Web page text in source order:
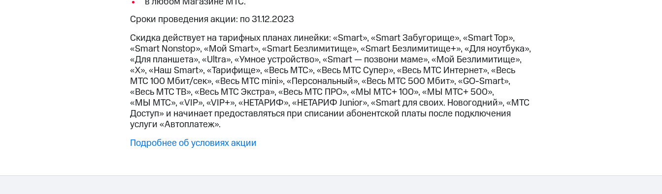
Наушники и колонкиУмные часы и трекеры
МТС Накопления
Откладывайте деньги и получайте доход 15%
Условия пополнения
Скидка 30% на связь
Тарифы RED, РИИЛ и МТС Супер дешевле при оплате с карты МТС Деньги
Обзоры товаров
Скидки до 40%
Сроки проведения акции: по 31.12.2023
Скидка действует на тарифных планах линейки: «Smart», «Smart Забугорище», «Smart Top»,
«Smart Nonstop», «Мой Smart», «Smart Безлимитище», «Smart Безлимитище+», «Для ноутбука»,
«Для планшета», «Ultra», «Умное устройство», «Smart — позвони маме», «Мой Безлимитище»,
«X», «Наш Smart», «Тарифище», «Весь МТС», «Весь МТС Супер», «Весь МТС Интернет», «Весь
МТС 100 Мбит/сек», «Весь МТС mini», «Персональный», «Весь МТС 500 Мбит», «GO-Smart»,
«Весь МТС ТВ», «Весь МТС Экстра», «Весь МТС ПРО», «МЫ МТС+ 100», «МЫ МТС+ 500»,
«МЫ МТС», «VIP», «VIP+», «НЕТАРИФ», «НЕТАРИФ Junior», «Smart для своих. Новогодний», «МТС
Доступ» и начинает предоставляться при списании абонентской платы после подключения
услуги «Автоплатеж».
Подробнее об условиях акции